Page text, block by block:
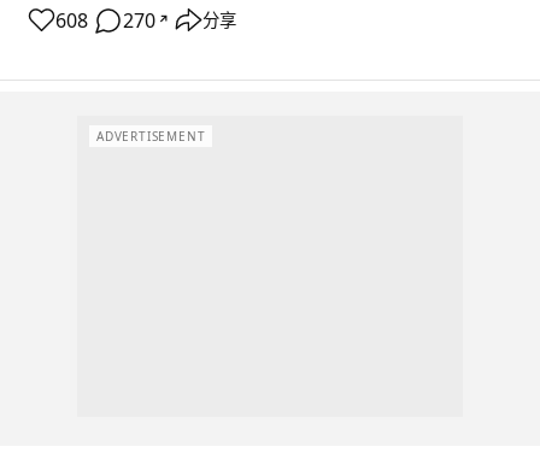
608 270 ↗ 分享
ADVERTISEMENT